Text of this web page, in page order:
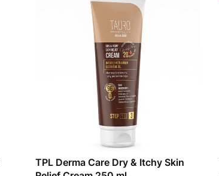
TPL Derma Care Dry & Itchy Skin